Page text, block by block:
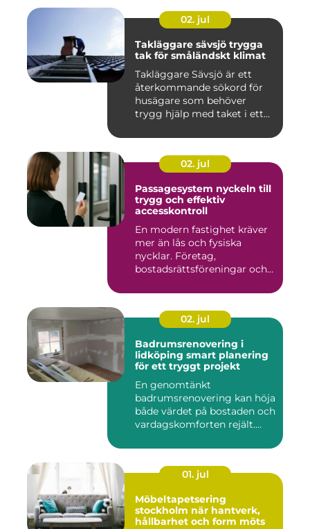
02. jul
Takläggare sävsjö trygga
tak för småländskt klimat
Takläggare Sävsjö är ett
återkommande sökord för
husägare som behöver
trygg hjälp med taket i ett
02. jul
Passagesystem nyckeln till
trygg och effektiv
accesskontroll
En modern fastighet kräver
mer än lås och fysiska
nycklar. Företag,
bostadsrättsföreningar och
02. jul
Badrumsrenovering i
lidköping smart planering
för ett tryggt projekt
En genomtänkt
badrumsrenovering kan höja
både värdet på bostaden och
vardagskomforten rejält.
01. jul
Möbeltapetsering
stockholm när hantverk,
hållbarhet och form möts